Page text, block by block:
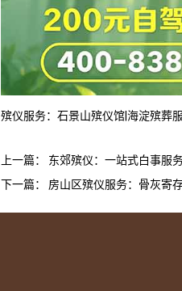
殡仪服务： 石景山殡仪馆海淀殡葬
上一篇： 东郊殡仪：一站式白事服
下一篇： 房山区殡仪服务：骨灰寄